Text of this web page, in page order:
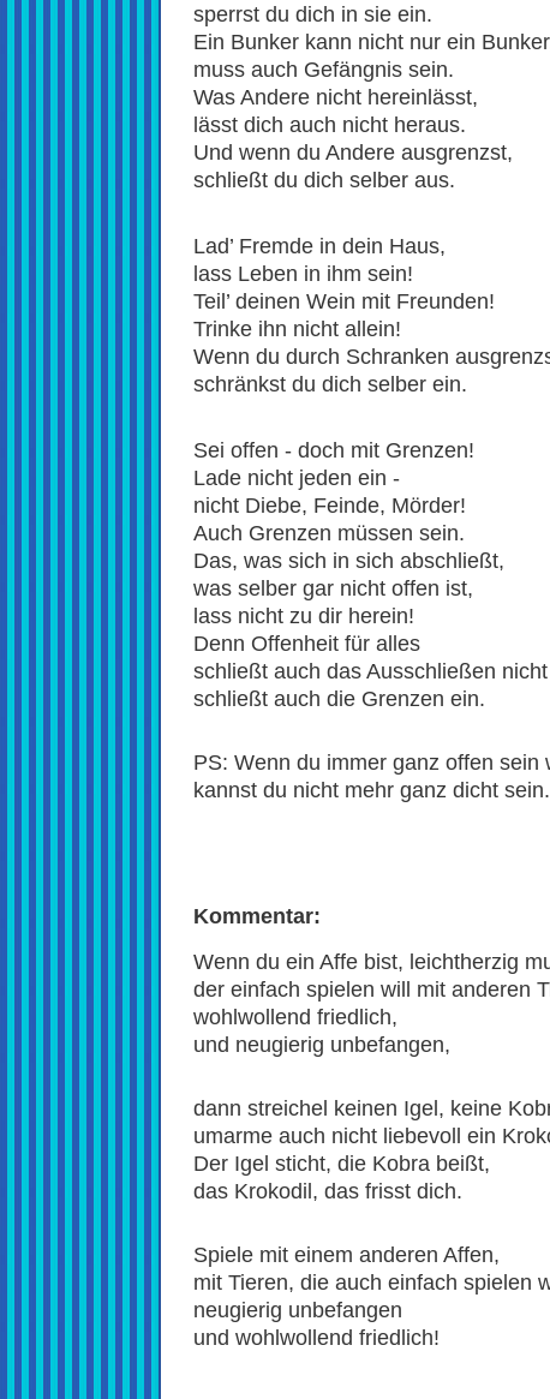
sperrst du dich in sie ein.
Ein Bunker kann nicht nur ein
muss auch Gefängnis sein.
Was Andere nicht hereinlässt,
lässt dich auch nicht heraus.
Und wenn du Andere ausgrenzst,
schließt du dich selber aus.
Lad’ Fremde in dein Haus,
lass Leben in ihm sein!
Teil’ deinen Wein mit Freunden!
Trinke ihn nicht allein!
Wenn du durch Schranken
schränkst du dich selber ein.
Sei offen - doch mit Grenzen!
Lade nicht jeden ein -
nicht Diebe, Feinde, Mörder!
Auch Grenzen müssen sein.
Das, was sich in sich abschließt,
was selber gar nicht offen ist,
lass nicht zu dir herein!
Denn Offenheit für alles
schließt auch das Ausschließen
schließt auch die Grenzen ein.
PS: Wenn du immer ganz offen sein
kannst du nicht mehr ganz dicht sein.
Kommentar:
Wenn du ein Affe bist, leichtherzig
der einfach spielen will mit anderen
wohlwollend friedlich,
und neugierig unbefangen,
dann streichel keinen Igel, keine
umarme auch nicht liebevoll ein
Der Igel sticht, die Kobra beißt,
das Krokodil, das frisst dich.
Spiele mit einem anderen Affen,
mit Tieren, die auch einfach spielen
neugierig unbefangen
und wohlwollend friedlich!